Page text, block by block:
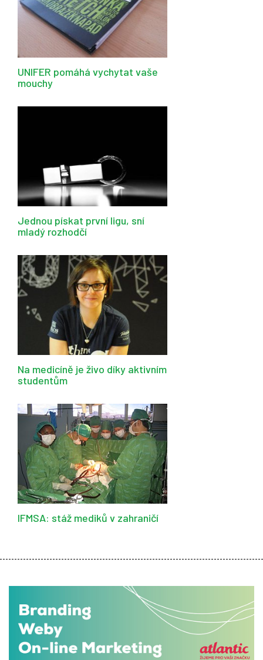
UNIFER pomáhá vychytat vaše
mouchy
Jednou pískat první ligu, sní
mladý rozhodčí
Na medicíně je živo díky aktivním
studentům
IFMSA: stáž mediků v zahraničí